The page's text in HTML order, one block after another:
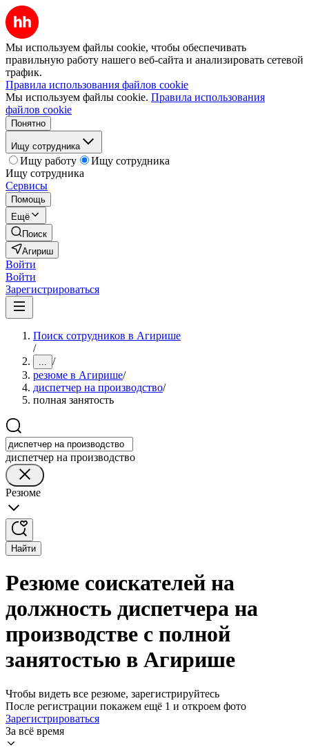
Мы используем файлы cookie, чтобы обеспечивать
правильную работу нашего веб-сайта и анализировать сетевой
трафик.
Правила использования файлов cookie
Мы используем файлы cookie. Правила использования
файлов cookie
Понятно
Ищу сотрудника
Ищу работу
Ищу сотрудника
Ищу сотрудника
Сервисы
Помощь
Ещё
Поиск
Агириш
Войти
Войти
Зарегистрироваться
Поиск сотрудников в Агирише
/
... /
резюме в Агирише/
диспетчер на производство/
полная занятость
диспетчер на производство
Резюме
Найти
Резюме соискателей на
должность диспетчера на
производстве с полной
занятостью в Агирише
Чтобы видеть все резюме, зарегистрируйтесь
После регистрации покажем ещё 1 и откроем фото
Зарегистрироваться
За всё время